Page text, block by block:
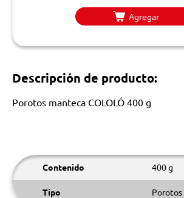
Agregar
Descripción de producto:
Porotos manteca COLOLÓ 400 g
Contenido 400 g
Tipo Porotos